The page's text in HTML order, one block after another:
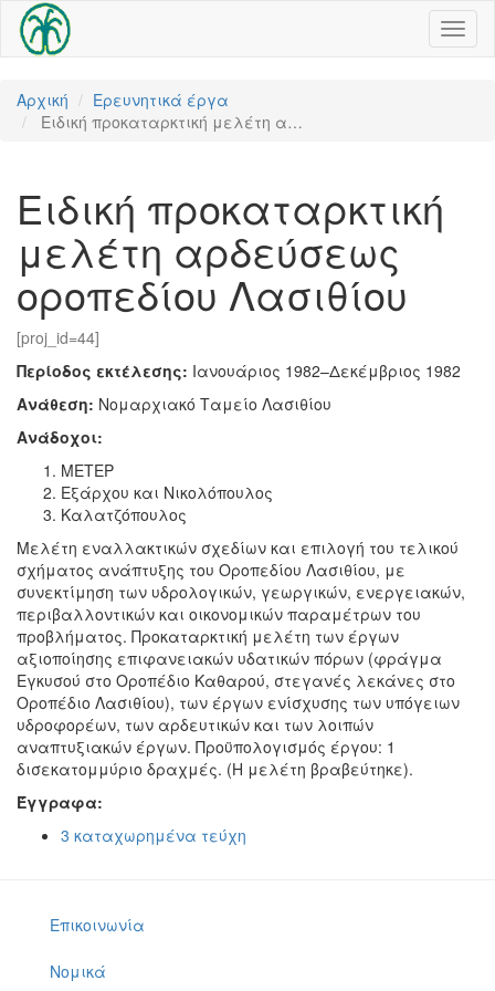
Αρχική
Ερευνητικά έργα
Ειδική προκαταρκτική μελέτη α…
Ειδική προκαταρκτική
μελέτη αρδεύσεως
οροπεδίου Λασιθίου
[proj_id=44]
Περίοδος εκτέλεσης: Ιανουάριος 1982–Δεκέμβριος 1982
Ανάθεση: Νομαρχιακό Ταμείο Λασιθίου
Ανάδοχοι:
ΜΕΤΕΡ
Εξάρχου και Νικολόπουλος
Καλατζόπουλος
Μελέτη εναλλακτικών σχεδίων και επιλογή του τελικού
σχήματος ανάπτυξης του Οροπεδίου Λασιθίου, με
συνεκτίμηση των υδρολογικών, γεωργικών, ενεργειακών,
περιβαλλοντικών και οικονομικών παραμέτρων του
προβλήματος. Προκαταρκτική μελέτη των έργων
αξιοποίησης επιφανειακών υδατικών πόρων (φράγμα
Εγκυσού στο Οροπέδιο Καθαρού, στεγανές λεκάνες στο
Οροπέδιο Λασιθίου), των έργων ενίσχυσης των υπόγειων
υδροφορέων, των αρδευτικών και των λοιπών
αναπτυξιακών έργων. Προϋπολογισμός έργου: 1
δισεκατομμύριο δραχμές. (Η μελέτη βραβεύτηκε).
Έγγραφα:
3 καταχωρημένα τεύχη
Επικοινωνία
Νομικά